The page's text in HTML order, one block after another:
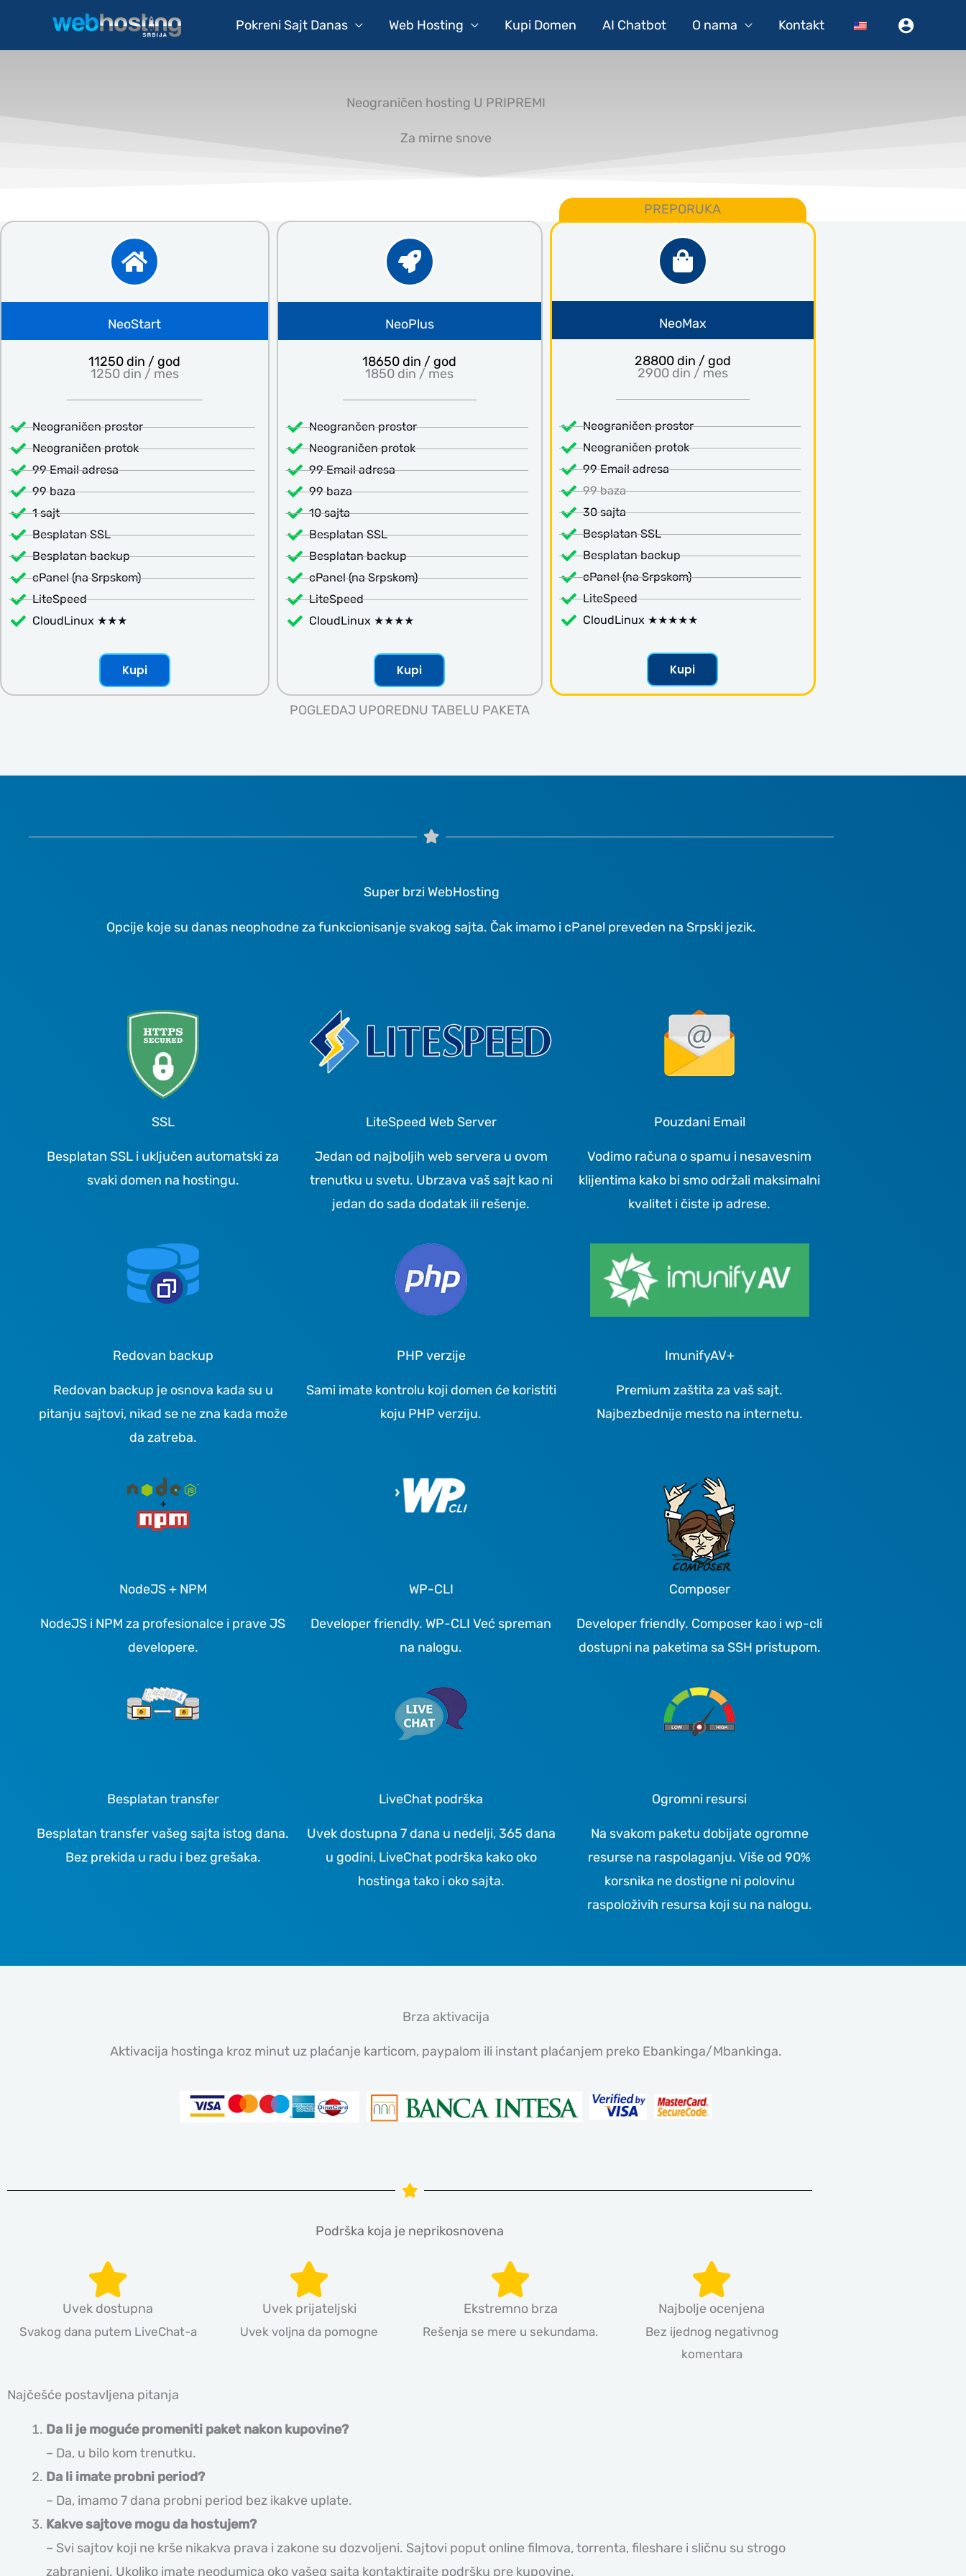
Pokreni Sajt Danas Web Hosting Kupi Domen AI Chatbot O nama Kontakt
Neograničen hosting U PRIPREMI
Za mirne snove
NeoStart
11250 din / god
1250 din / mes
Neograničen prostor
Neograničen protok
99 Email adresa
99 baza
1 sajt
Besplatan SSL
Besplatan backup
cPanel (na Srpskom)
LiteSpeed
CloudLinux ★★★
Kupi
NeoPlus
18650 din / god
1850 din / mes
Neogrančen prostor
Neograničen protok
99 Email adresa
99 baza
10 sajta
Besplatan SSL
Besplatan backup
cPanel (na Srpskom)
LiteSpeed
CloudLinux ★★★★
Kupi
PREPORUKA
NeoMax
28800 din / god
2900 din / mes
Neograničen prostor
Neograničen protok
99 Email adresa
99 baza
30 sajta
Besplatan SSL
Besplatan backup
cPanel (na Srpskom)
LiteSpeed
CloudLinux ★★★★★
Kupi
POGLEDAJ UPOREDNU TABELU PAKETA
Super brzi WebHosting
Opcije koje su danas neophodne za funkcionisanje svakog sajta. Čak imamo i cPanel preveden na Srpski jezik.
SSL
Besplatan SSL i uključen automatski za
svaki domen na hostingu.
LiteSpeed Web Server
Jedan od najboljih web servera u ovom
trenutku u svetu. Ubrzava vaš sajt kao ni
jedan do sada dodatak ili rešenje.
Pouzdani Email
Vodimo računa o spamu i nesavesnim
klijentima kako bi smo održali maksimalni
kvalitet i čiste ip adrese.
Redovan backup
Redovan backup je osnova kada su u
pitanju sajtovi, nikad se ne zna kada može
da zatreba.
PHP verzije
Sami imate kontrolu koji domen će koristiti
koju PHP verziju.
ImunifyAV+
Premium zaštita za vaš sajt.
Najbezbednije mesto na internetu.
NodeJS + NPM
NodeJS i NPM za profesionalce i prave JS
developere.
WP-CLI
Developer friendly. WP-CLI Već spreman
na nalogu.
Composer
Developer friendly. Composer kao i wp-cli
dostupni na paketima sa SSH pristupom.
Besplatan transfer
Besplatan transfer vašeg sajta istog dana.
Bez prekida u radu i bez grešaka.
LiveChat podrška
Uvek dostupna 7 dana u nedelji, 365 dana
u godini, LiveChat podrška kako oko
hostinga tako i oko sajta.
Ogromni resursi
Na svakom paketu dobijate ogromne
resurse na raspolaganju. Više od 90%
korsnika ne dostigne ni polovinu
raspoloživih resursa koji su na nalogu.
Brza aktivacija
Aktivacija hostinga kroz minut uz plaćanje karticom, paypalom ili instant plaćanjem preko Ebankinga/Mbankinga.
Podrška koja je neprikosnovena
Uvek dostupna
Svakog dana putem LiveChat-a
Uvek prijateljski
Uvek voljna da pomogne
Ekstremno brza
Rešenja se mere u sekundama.
Najbolje ocenjena
Bez ijednog negativnog
komentara
Najčešće postavljena pitanja
Da li je moguće promeniti paket nakon kupovine?
– Da, u bilo kom trenutku.
Da li imate probni period?
– Da, imamo 7 dana probni period bez ikakve uplate.
Kakve sajtove mogu da hostujem?
– Svi sajtov koji ne krše nikakva prava i zakone su dozvoljeni. Sajtovi poput online filmova, torrenta, fileshare i sličnu su strogo
zabranjeni. Ukoliko imate neodumica oko vašeg sajta kontaktirajte podršku pre kupovine.